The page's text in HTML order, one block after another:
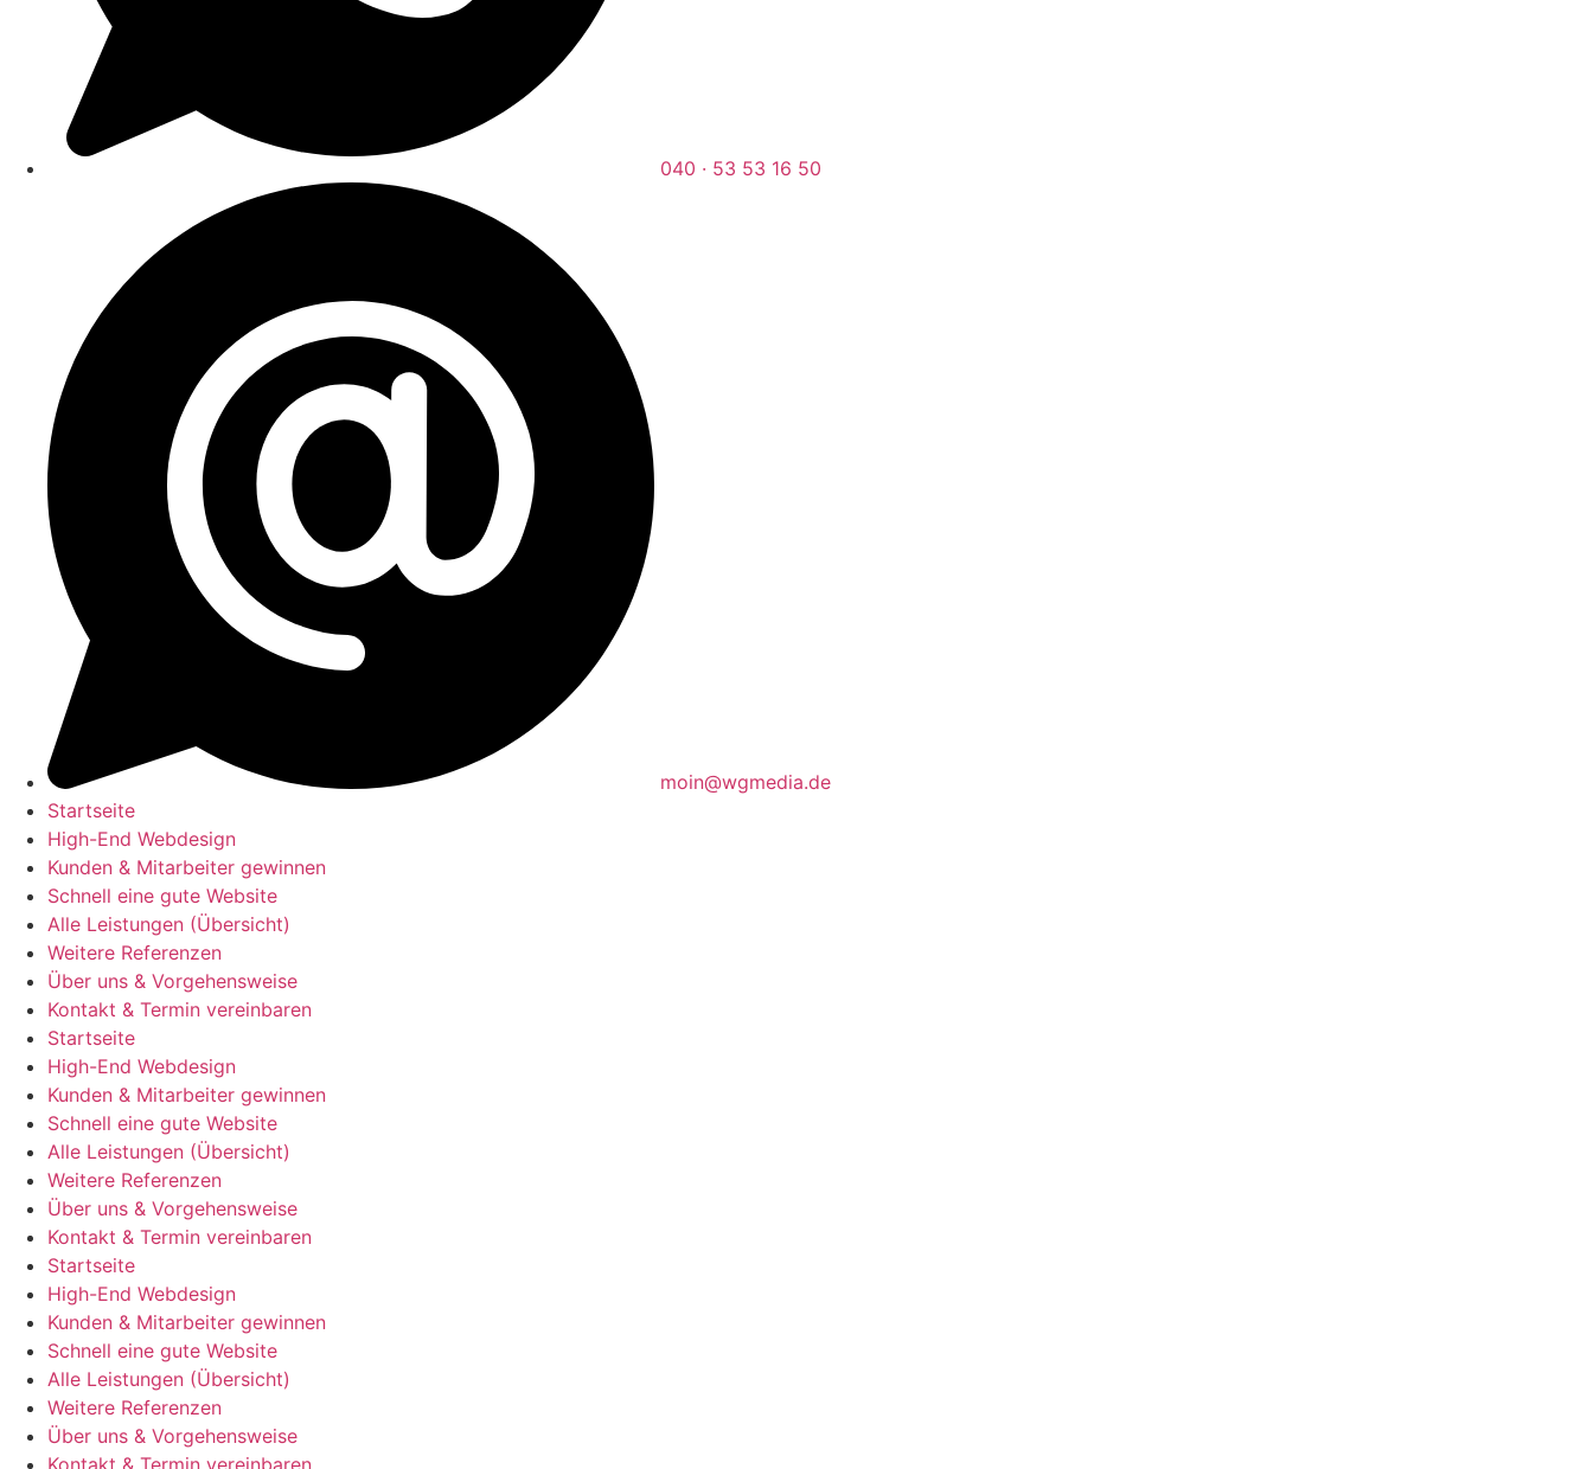
040 · 53 53 16 50
moin@wgmedia.de
Startseite
High-End Webdesign
Kunden & Mitarbeiter gewinnen
Schnell eine gute Website
Alle Leistungen (Übersicht)
Weitere Referenzen
Über uns & Vorgehensweise
Kontakt & Termin vereinbaren
Startseite
High-End Webdesign
Kunden & Mitarbeiter gewinnen
Schnell eine gute Website
Alle Leistungen (Übersicht)
Weitere Referenzen
Über uns & Vorgehensweise
Kontakt & Termin vereinbaren
Startseite
High-End Webdesign
Kunden & Mitarbeiter gewinnen
Schnell eine gute Website
Alle Leistungen (Übersicht)
Weitere Referenzen
Über uns & Vorgehensweise
Kontakt & Termin vereinbaren